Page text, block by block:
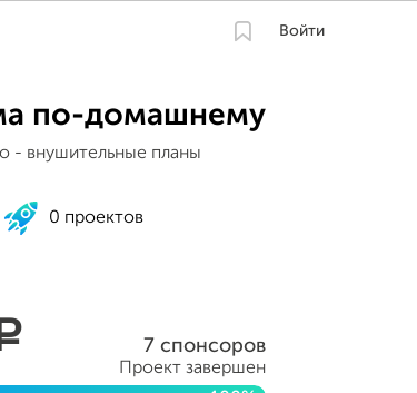
Войти
по-домашнему
- внушительные планы
0 проектов
7 спонсоров
Проект завершен